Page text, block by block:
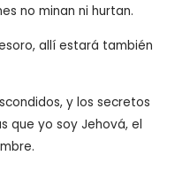
no minan ni hurtan.
allí estará también
y los secretos
que yo soy Jehová, el